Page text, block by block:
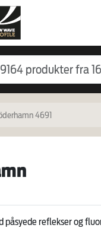
4691
påsyede reflekser og